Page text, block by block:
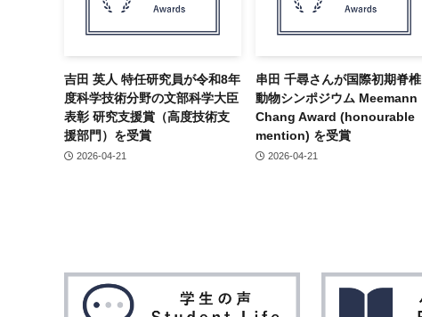
吉田 英人 特任研究員が令和8年
度科学技術分野の文部科学大臣
表彰 研究支援賞（高度技術支
援部門）を受賞
2026-04-21
串田 千尋さんが国際初期脊椎
動物シンポジウム Meemann
Chang Award (honourable
mention) を受賞
2026-04-21